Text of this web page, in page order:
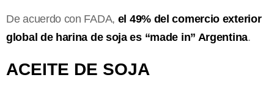
De acuerdo con FADA, el 49% del comercio exterior
global de harina de soja es “made in” Argentina.
ACEITE DE SOJA